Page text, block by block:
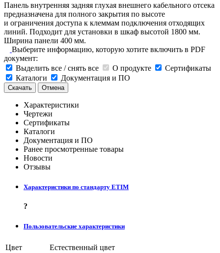
Панель внутренняя задняя глухая внешнего кабельного отсека
предназначена для полного закрытия по высоте
и ограничения доступа к клеммам подключения отходящих
линий. Подходит для установки в шкаф высотой 1800 мм.
Ширина панели 400 мм.
Выберите информацию, которую хотите включить в PDF
документ:
Выделить все / снять все
О продукте
Сертификаты
Каталоги
Документация и ПО
Скачать Отмена
Характеристики
Чертежи
Сертификаты
Каталоги
Документация и ПО
Ранее просмотренные товары
Новости
Отзывы
Характеристики по стандарту ETIM
?
Пользовательские характеристики
Цвет
Естественный цвет